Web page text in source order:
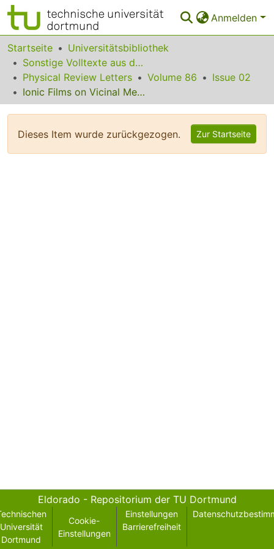
Anmelden
Bereiche & Sammlungen
Das gesamte Repositorium
Statistiken
Startseite
Universitätsbibliothek
Sonstige Volltexte aus dem Bibliotheksangebot
Physical Review Letters
Volume 86
Issue 02
Ionic Films on Vicinal Metal Surfaces: Enhanced Binding due to Charge Modulation
Dieses Item wurde zurückgezogen. Zur Startseite
Eldorado - Repositorium der TU Dortmund
Universität
Dortmund
Cookie-
Einstellungen
Einstellungen
Barrierefreiheit